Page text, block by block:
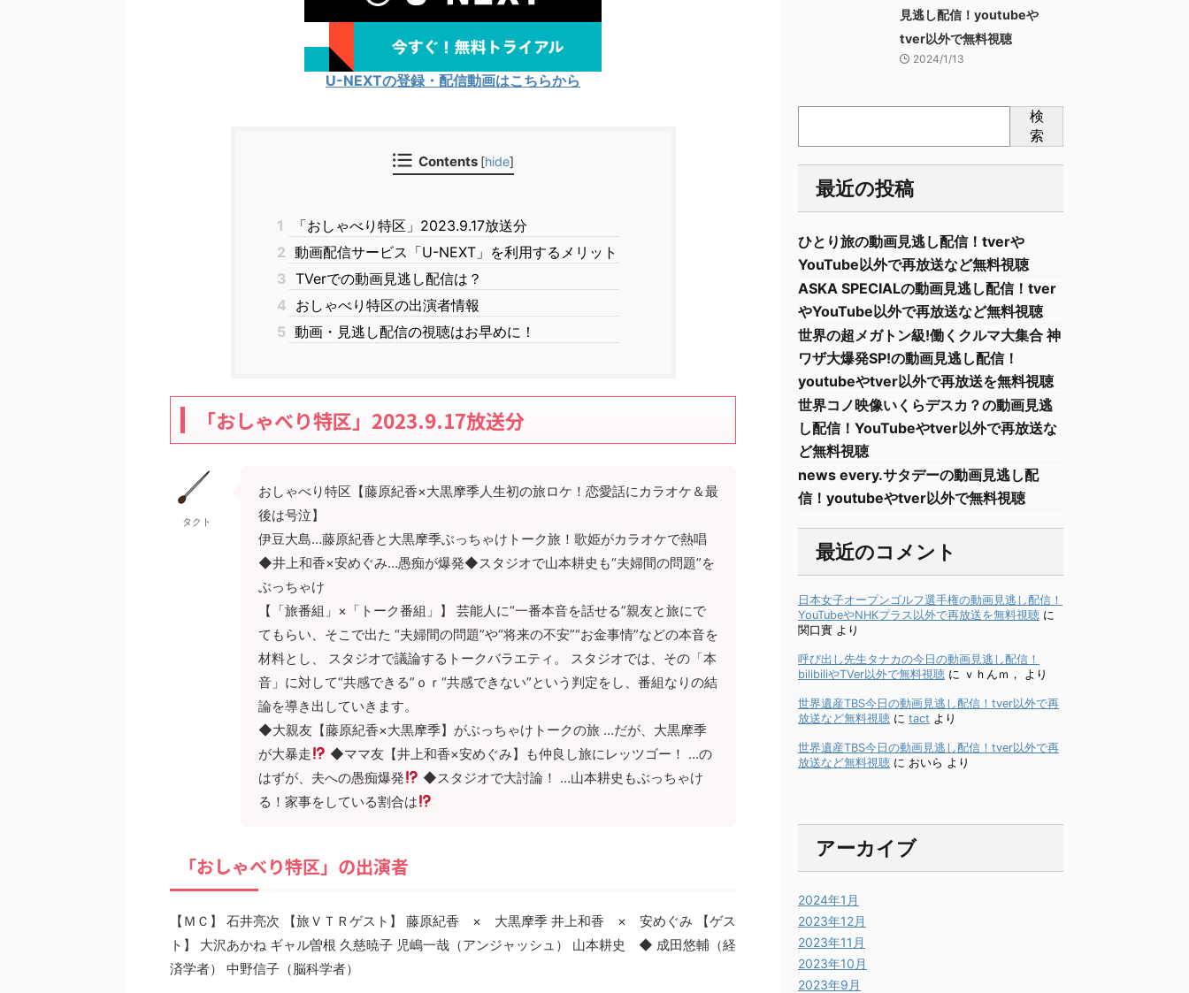
U-NEXTの登録・配信動画はこちらから
Contents [hide]
1
「おしゃべり特区」2023.9.17放送分
2 動画配信サービス「U-NEXT」を利用するメリット
3 TVerでの動画見逃し配信は？
4 おしゃべり特区の出演者情報
5 動画・見逃し配信の視聴はお早めに！
「おしゃべり特区」2023.9.17放送分
タクト
おしゃべり特区【藤原紀香×大黒摩季人生初の旅ロケ！恋愛話にカラオケ＆最
後は号泣】
伊豆大島…藤原紀香と大黒摩季ぶっちゃけトーク旅！歌姫がカラオケで熱唱
◆井上和香×安めぐみ…愚痴が爆発◆スタジオで山本耕史も“夫婦間の問題”を
ぶっちゃけ
【「旅番組」×「トーク番組」】 芸能人に“一番本音を話せる”親友と旅にで
てもらい、そこで出た “夫婦間の問題”や“将来の不安”“お金事情”などの本音を
材料とし、 スタジオで議論するトークバラエティ。 スタジオでは、その「本
音」に対して“共感できる”ｏｒ“共感できない”という判定をし、番組なりの結
論を導き出していきます。
◆大親友【藤原紀香×大黒摩季】がぶっちゃけトークの旅 …だが、大黒摩季
が大暴走
◆ママ友【井上和香×安めぐみ】も仲良し旅にレッツゴー！ …の
はずが、夫への愚痴爆発
◆スタジオで大討論！ …山本耕史もぶっちゃけ
る！家事をしている割合は
「おしゃべり特区」の出演者
【ＭＣ】 石井亮次 【旅ＶＴＲゲスト】 藤原紀香 × 大黒摩季 井上和香 × 安めぐみ 【ゲス
ト】 大沢あかね ギャル曽根 久慈暁子 児嶋一哉（アンジャッシュ） 山本耕史 ◆ 成田悠輔（経
済学者） 中野信子（脳科学者）
見逃し配信！youtubeや
tver以外で無料視聴
2024/1/13
検
索
最近の投稿
ひとり旅の動画見逃し配信！tverや
YouTube以外で再放送など無料視聴
ASKA SPECIALの動画見逃し配信！tver
やYouTube以外で再放送など無料視聴
世界の超メガトン級!働くクルマ大集合 神
ワザ大爆発SP!の動画見逃し配信！
youtubeやtver以外で再放送を無料視聴
世界コノ映像いくらデスカ？の動画見逃
し配信！YouTubeやtver以外で再放送な
ど無料視聴
news every.サタデーの動画見逃し配
信！youtubeやtver以外で無料視聴
最近のコメント
日本女子オープンゴルフ選手権の動画見逃し配信！
YouTubeやNHKプラス以外で再放送を無料視聴 に
関口實 より
呼び出し先生タナカの今日の動画見逃し配信！
bilibiliやTVer以外で無料視聴 に ｖｈんｍ， より
世界遺産TBS今日の動画見逃し配信！tver以外で再
放送など無料視聴 に tact より
世界遺産TBS今日の動画見逃し配信！tver以外で再
放送など無料視聴 に おいら より
アーカイブ
2024年1月
2023年12月
2023年11月
2023年10月
2023年9月